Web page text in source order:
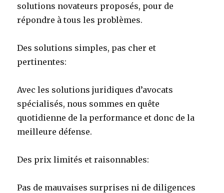
solutions novateurs proposés, pour de
répondre à tous les problèmes.
Des solutions simples, pas cher et
pertinentes:
Avec les solutions juridiques d’avocats
spécialisés, nous sommes en quête
quotidienne de la performance et donc de la
meilleure défense.
Des prix limités et raisonnables:
Pas de mauvaises surprises ni de diligences